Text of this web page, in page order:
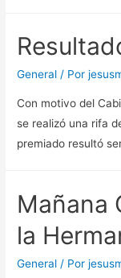
General / Por
Con motivo del
se realizó una rifa
premiado resultó
Mañana
la
General / Por